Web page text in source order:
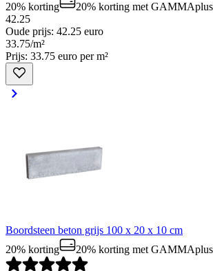
20% korting
20% korting met GAMMAplus
42.25
Oude prijs: 42.25 euro
33.75/m²
Prijs: 33.75 euro per m²
Boordsteen beton grijs 100 x 20 x 10 cm
20% korting
20% korting met GAMMAplus